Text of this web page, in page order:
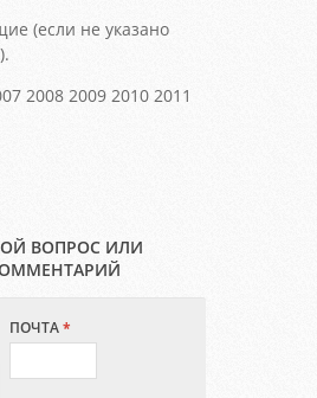
(если не указано
2008 2009 2010 2011
ВОПРОС ИЛИ
ПОЧТА*